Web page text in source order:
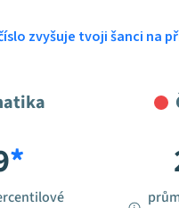
zvyšuje tvoji šanci na
*